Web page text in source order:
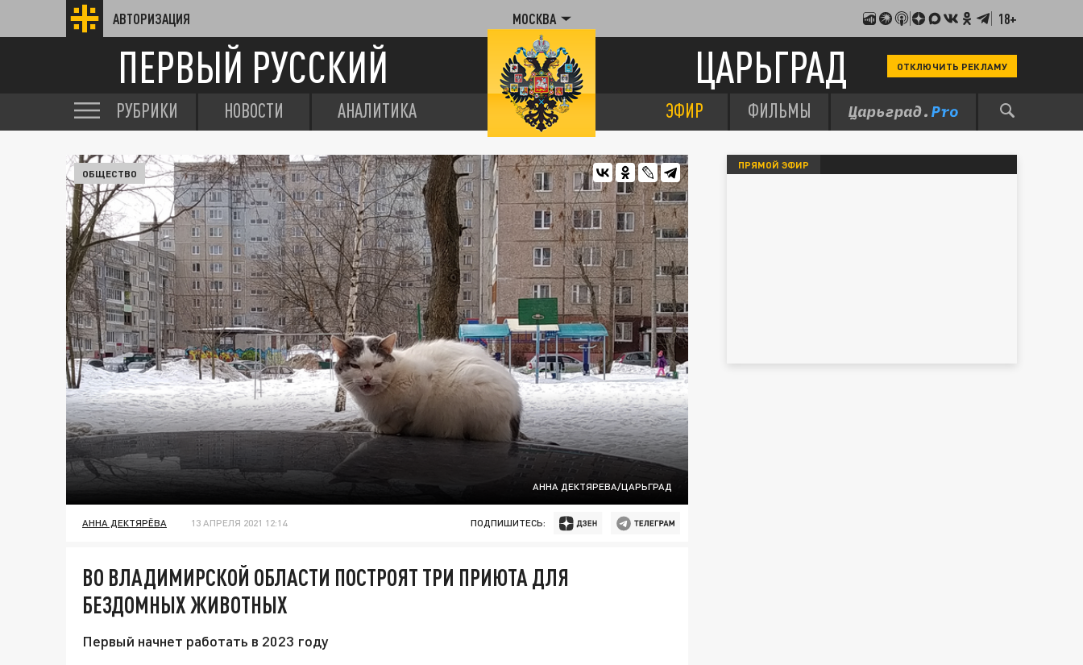
АВТОРИЗАЦИЯ МОСКВА 18+
ПЕРВЫЙ РУССКИЙ ЦАРЬГРАД ОТКЛЮЧИТЬ РЕКЛАМУ
РУБРИКИ НОВОСТИ АНАЛИТИКА ЭФИР ФИЛЬМЫ
АННА ДЕКТЯРЕВА/ЦАРЬГРАД
ОБЩЕСТВО
АННА ДЕКТЯРЁВА 13 АПРЕЛЯ 2021 12:14 ПОДПИШИТЕСЬ:
ВО ВЛАДИМИРСКОЙ ОБЛАСТИ ПОСТРОЯТ ТРИ ПРИЮТА ДЛЯ
БЕЗДОМНЫХ ЖИВОТНЫХ
Первый начнет работать в 2023 году
ПРЯМОЙ ЭФИР